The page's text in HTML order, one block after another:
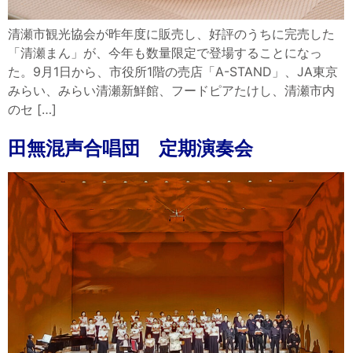
清瀬市観光協会が昨年度に販売し、好評のうちに完売した
「清瀬まん」が、今年も数量限定で登場することになっ
た。9月1日から、市役所1階の売店「A-STAND」、JA東京
みらい、みらい清瀬新鮮館、フードピアたけし、清瀬市内
のセ […]
田無混声合唱団 定期演奏会